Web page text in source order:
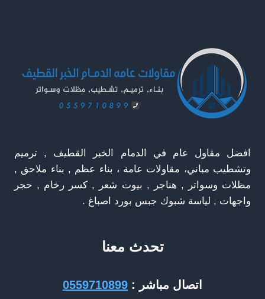
منازل
في
القطيف
افضل مقاول عام في الدمام الخبر القطيف , ترميم
وتشطيب مباني، مقاولات عامة ، بناء عظم , بناء ملاحق ,
مظلات وسواتر , هناجر , بيوت شعر , كسر رخام , حجر
واجهات , لياسة شبوك جبس بورد اصباغ .
تحدث معنا
اتصال مباشر : 0559710899